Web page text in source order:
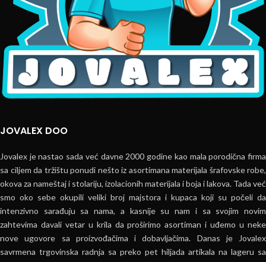
JOVALEX DOO
Jovalex je nastao sada već davne 2000 godine kao mala porodična firma
sa ciljem da tržištu ponudi nešto iz asortimana materijala šrafovske robe,
okova za nameštaj i stolariju, izolacionih materijala i boja i lakova. Tada već
smo oko sebe okupili veliki broj majstora i kupaca koji su počeli da
intenzivno sarađuju sa nama, a kasnije su nam i sa svojim novim
zahtevima davali vetar u krila da proširimo asortiman i uđemo u neke
nove ugovore sa proizvođačima i dobavljačima. Danas je Jovalex
savrmena trgovinska radnja sa preko pet hiljada artikala na lageru sa